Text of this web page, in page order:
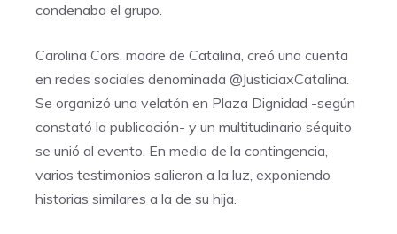
condenaba el grupo.
Carolina Cors, madre de Catalina, creó una cuenta
en redes sociales denominada @JusticiaxCatalina.
Se organizó una velatón en Plaza Dignidad -según
constató la publicación- y un multitudinario séquito
se unió al evento. En medio de la contingencia,
varios testimonios salieron a la luz, exponiendo
historias similares a la de su hija.